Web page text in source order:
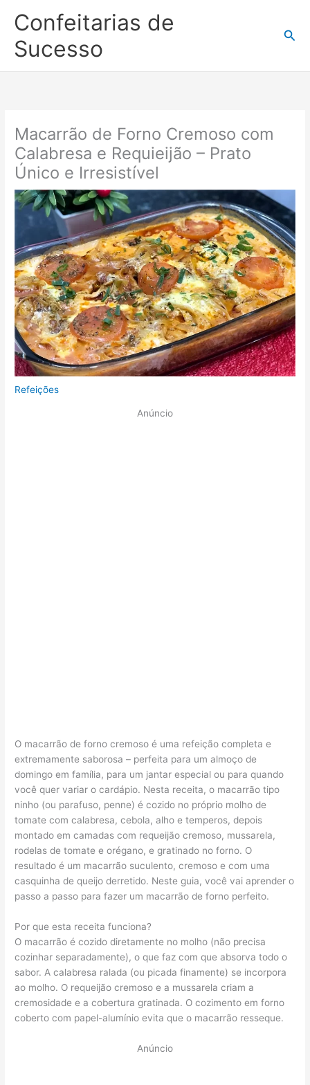
para
conteúdo
Confeitarias de
Sucesso
Macarrão de Forno Cremoso com
Calabresa e Requieijão – Prato
Único e Irresistível
Refeições
Anúncio
O macarrão de forno cremoso é uma refeição completa e
extremamente saborosa – perfeita para um almoço de
domingo em família, para um jantar especial ou para quando
você quer variar o cardápio. Nesta receita, o macarrão tipo
ninho (ou parafuso, penne) é cozido no próprio molho de
tomate com calabresa, cebola, alho e temperos, depois
montado em camadas com requeijão cremoso, mussarela,
rodelas de tomate e orégano, e gratinado no forno. O
resultado é um macarrão suculento, cremoso e com uma
casquinha de queijo derretido. Neste guia, você vai aprender o
passo a passo para fazer um macarrão de forno perfeito.
Por que esta receita funciona?
O macarrão é cozido diretamente no molho (não precisa
cozinhar separadamente), o que faz com que absorva todo o
sabor. A calabresa ralada (ou picada finamente) se incorpora
ao molho. O requeijão cremoso e a mussarela criam a
cremosidade e a cobertura gratinada. O cozimento em forno
coberto com papel-alumínio evita que o macarrão resseque.
Anúncio